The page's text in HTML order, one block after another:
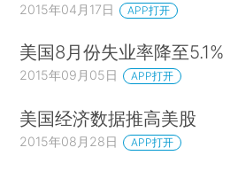
2015年04月17日 APP打开
美国8月份失业率降至5.1%
2015年09月05日 APP打开
美国经济数据推高美股
2015年08月28日 APP打开